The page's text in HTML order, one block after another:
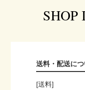
SHOP
送料・配送に
[送料]